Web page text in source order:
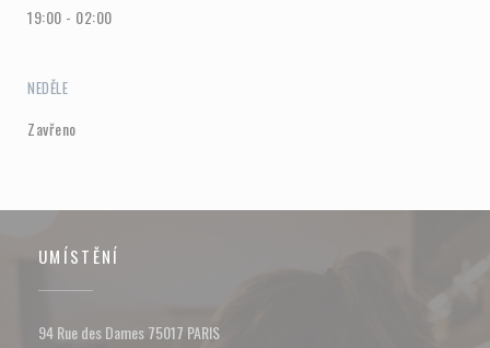
19:00 - 02:00
NEDĚLE
Zavřeno
UMÍSTĚNÍ
94 Rue des Dames 75017 PARIS((otevře se v novém okně))